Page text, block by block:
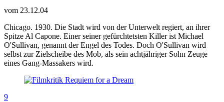
vom 23.12.04
Chicago. 1930. Die Stadt wird von der Unterwelt regiert, an ihrer
Spitze Al Capone. Einer seiner gefürchtetsten Killer ist Michael
O'Sullivan, genannt der Engel des Todes. Doch O'Sullivan wird
selbst zur Zielscheibe des Mob, als sein achtjähriger Sohn Zeuge
eines Gang-Massakers wird.
9